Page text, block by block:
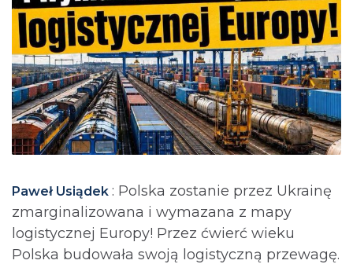
Paweł Usiądek : Polska zostanie przez Ukrainę
zmarginalizowana i wymazana z mapy
logistycznej Europy! Przez ćwierć wieku
Polska budowała swoją logistyczną przewagę.